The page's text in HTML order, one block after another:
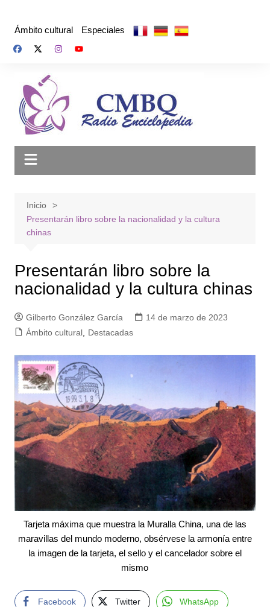
Ámbito cultural Especiales
Inicio
Presentarán libro sobre la nacionalidad y la cultura
chinas
Presentarán libro sobre la
nacionalidad y la cultura chinas
Gilberto González García
14 de marzo de 2023
Ámbito cultural, Destacadas
Tarjeta máxima que muestra la Muralla China, una de las
maravillas del mundo moderno, obsérvese la armonía entre
la imagen de la tarjeta, el sello y el cancelador sobre el
mismo
Facebook Twitter WhatsApp